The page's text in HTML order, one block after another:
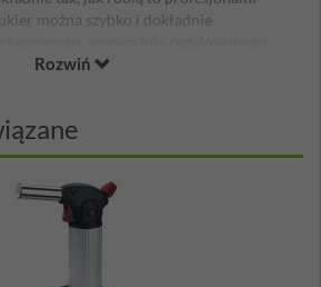
można szybko i dokładnie
śmietana poniżej pozostaje chłodna.
do zapalniczek (nie zawarte w
pewnością zachwycisz swoich gości.
do innych deserów i przystawek.
Rozwiń